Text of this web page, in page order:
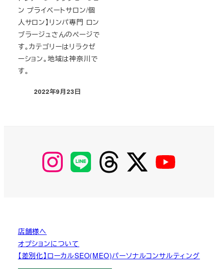
ン プライベートサロン/個
人サロン】リンパ専門 ロン
ブラージュさんのページで
す。カテゴリーはリラクゼ
ーション。地域は神奈川で
す。
投稿日
2022年9月23日
【Instagram】
MyKOBAKO
【LINE】 【threads】 【Twitter】
店舗様へ
オプションについて
【差別化】ローカルSEO(MEO)パーソナルコンサルティング